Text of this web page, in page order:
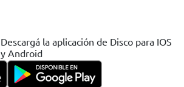
Descargá la aplicación de Disco para IOS
y Android